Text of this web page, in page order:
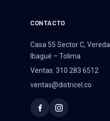
CONTACTO
Casa 55 Sector C,
Ibagué – Tolima
Ventas: 310 283 6512
ventas@districel.co